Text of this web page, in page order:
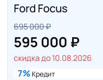
Ford Focus
695 000 ₽
595 000 ₽
скидка до 10.08.2026
7% Кредит